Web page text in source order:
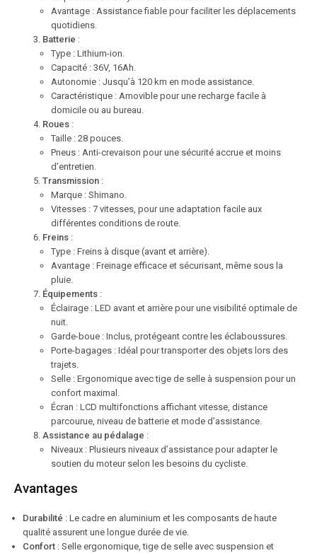
Avantage : Assistance fiable pour faciliter les déplacements
quotidiens.
Batterie :
Type : Lithium-ion.
Capacité : 36V, 16Ah.
Autonomie : Jusqu’à 120 km en mode assistance.
Caractéristique : Amovible pour une recharge facile à
domicile ou au bureau.
Roues :
Taille : 28 pouces.
Pneus : Anti-crevaison pour une sécurité accrue et moins
d’entretien.
Transmission :
Marque : Shimano.
Vitesses : 7 vitesses, pour une adaptation facile aux
différentes conditions de route.
Freins :
Type : Freins à disque (avant et arrière).
Avantage : Freinage efficace et sécurisant, même sous la
pluie.
Équipements :
Éclairage : LED avant et arrière pour une visibilité optimale de
nuit.
Garde-boue : Inclus, protégeant contre les éclaboussures.
Porte-bagages : Idéal pour transporter des objets lors des
trajets.
Selle : Ergonomique avec tige de selle à suspension pour un
confort maximal.
Écran : LCD multifonctions affichant vitesse, distance
parcourue, niveau de batterie et mode d’assistance.
Assistance au pédalage :
Niveaux : Plusieurs niveaux d’assistance pour adapter le
soutien du moteur selon les besoins du cycliste.
Avantages
Durabilité : Le cadre en aluminium et les composants de haute
qualité assurent une longue durée de vie.
Confort : Selle ergonomique, tige de selle avec suspension et